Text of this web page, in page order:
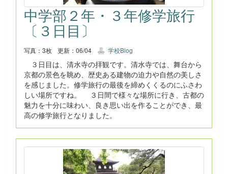
中学部２年・３年修学旅行
〔３日目〕
写真：3枚 更新：06/04 学校Blog
３日目は、清水寺の拝観です。清水寺では、舞台から
京都の景色を眺め、歴史ある建物の迫力や自然の美しさ
を感じました。修学旅行の最後を締めくくるのにふさわ
しい場所ですね。 ３日間で様々な場所に行き、古都の
魅力を十分に味わい、良き思い出を作ることができ、最
高の修学旅行となりました。